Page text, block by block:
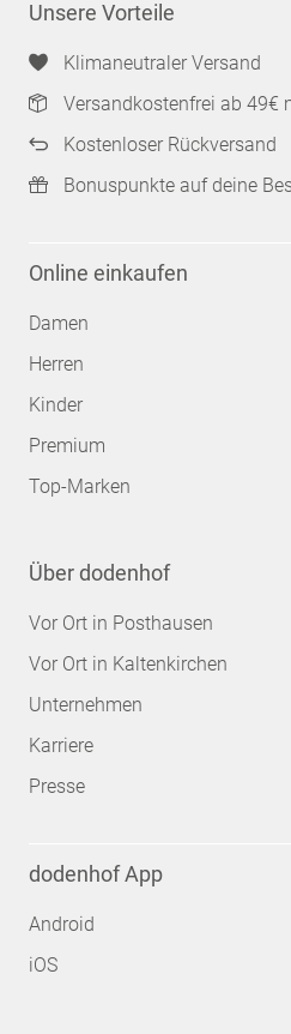
Unsere Vorteile
Klimaneutraler Versand
Versandkostenfrei ab 49€
Kostenloser Rückversand
Bonuspunkte auf deine
Online einkaufen
Damen
Herren
Kinder
Premium
Top-Marken
Über dodenhof
Vor Ort in Posthausen
Vor Ort in Kaltenkirchen
Unternehmen
Karriere
Presse
dodenhof App
Android
iOS